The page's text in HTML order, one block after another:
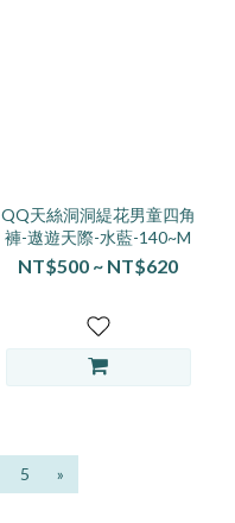
QQ天絲洞洞緹花男童四角
褲-遨遊天際-水藍-140~M
NT$500 ~ NT$620
5 »